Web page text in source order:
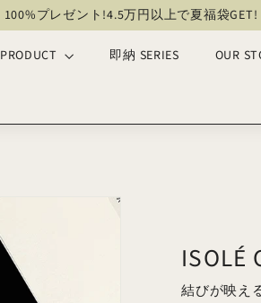
ス
ラ
シ
100%プレゼント!4.5万円以上で夏福袋GET!
PRODUCT 即納 SERIES OUR
結びが映え